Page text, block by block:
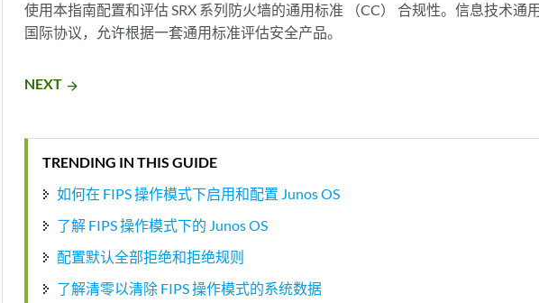
使用本指南配置和评估 SRX 系列防火墙的通用标准 （CC） 合规性。信息技术通
国际协议，允许根据一套通用标准评估安全产品。
NEXT arrow_forward
TRENDING IN THIS GUIDE
如何在 FIPS 操作模式下启用和配置 Junos OS
了解 FIPS 操作模式下的 Junos OS
配置默认全部拒绝和拒绝规则
了解清零以清除 FIPS 操作模式的系统数据